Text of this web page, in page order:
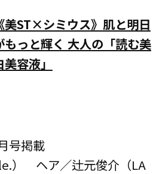
美ST×シミウス》肌と明日
もっと輝く 大人の「読む美
美容液」
号掲載
） ヘア／辻元俊介（LA